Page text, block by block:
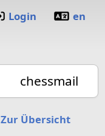
Login en
chessmail
Zur Übersicht